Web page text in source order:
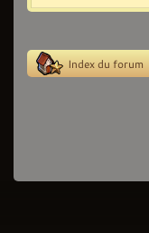
Index du forum